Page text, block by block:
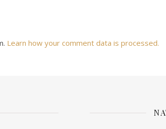
Learn how your comment data is processed.